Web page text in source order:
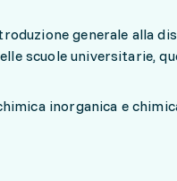
generale alla
scuole universitarie,
inorganica e